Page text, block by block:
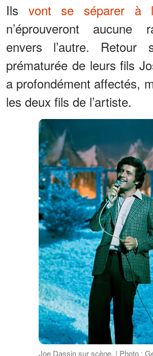
Ils vont se séparer à
n’éprouveront aucune
envers l’autre.
prématurée de leurs fils
a profondément affectés,
les deux fils de l’artiste.
Joe Dassin sur scène. | Photo :